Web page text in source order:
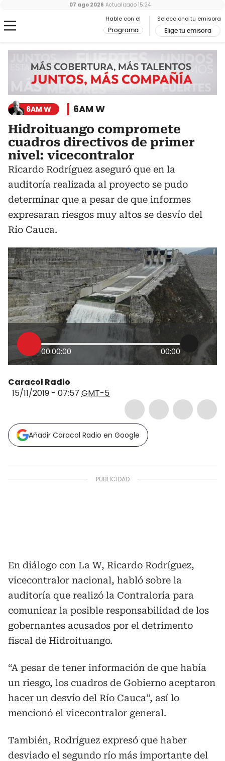
Hable con el
Programa
Selecciona tu emisora
Elige tu emisora
07 ago 2026 Actualizado 15:24
6AM W 6AM W
Hidroituango compromete
cuadros directivos de primer
nivel: vicecontralor
Ricardo Rodríguez aseguró que en la
auditoría realizada al proyecto se pudo
determinar que a pesar de que informes
expresaran riesgos muy altos se desvío del
Río Cauca.
00:00:00 00:00
Caracol Radio
15/11/2019 - 07:57 GMT-5
Añadir Caracol Radio en Google
En diálogo con La W, Ricardo Rodríguez,
vicecontralor nacional, habló sobre la
auditoría que realizó la Contraloría para
comunicar la posible responsabilidad de los
gobernantes acusados por el detrimento
fiscal de Hidroituango.
“A pesar de tener información de que había
un riesgo, los cuadros de Gobierno aceptaron
hacer un desvío del Río Cauca”, así lo
mencionó el vicecontralor general.
También, Rodríguez expresó que haber
desviado el segundo río más importante del